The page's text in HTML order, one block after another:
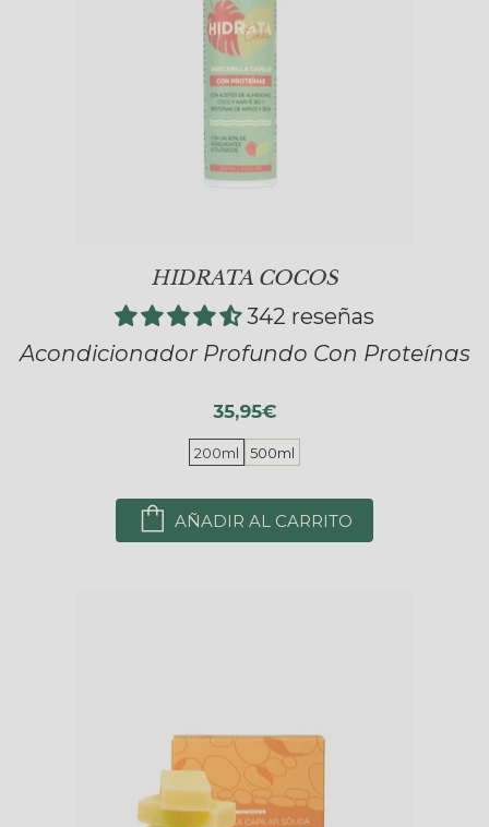
HIDRATA COCOS
342 reseñas
Acondicionador Profundo Con Proteínas
35,95€
200ml 500ml
AÑADIR AL CARRITO